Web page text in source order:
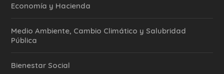
Economía y Hacienda
Medio Ambiente, Cambio Climático y Salubridad
Pública
Bienestar Social